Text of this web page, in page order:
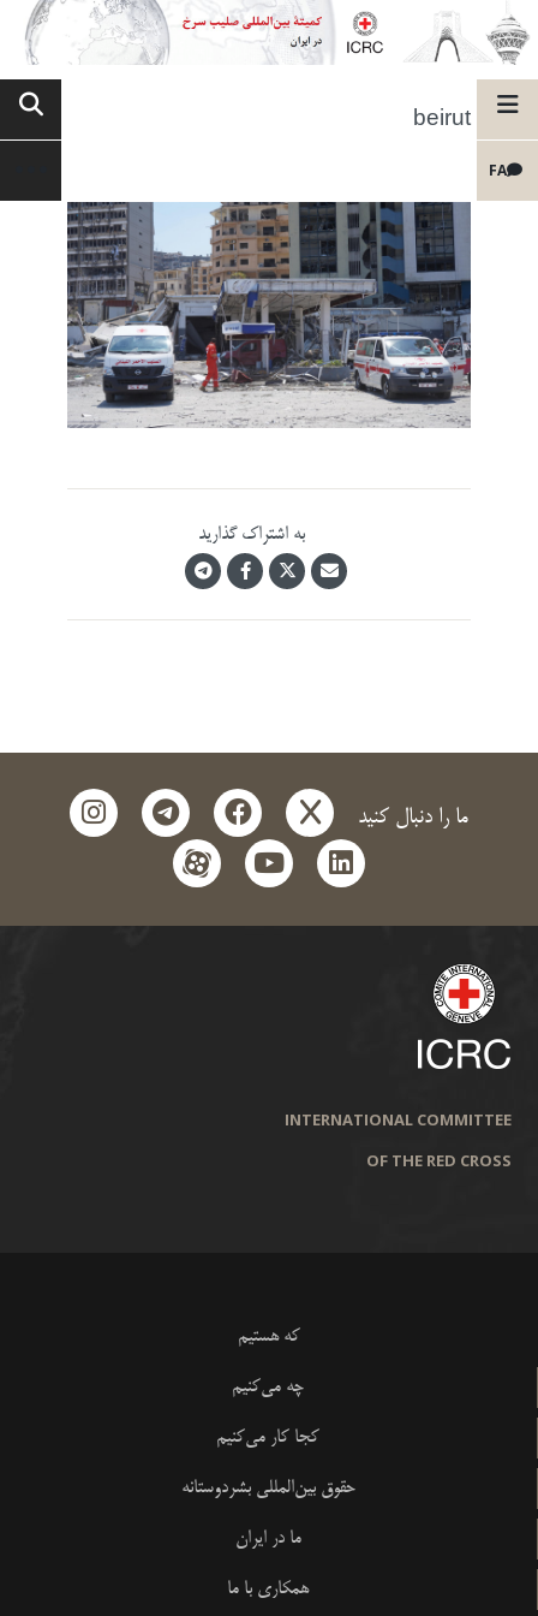
FA
beirut
به اشتراک گذارید
ما را دنبال کنید x
facebook
telegram
instagram
linkedin
youtube
aparat
INTERNATIONAL COMMITTEE
OF THE RED CROSS
که هستیم
چه می‌کنیم
کجا کار می‌کنیم
حقوق بین‌المللی بشردوستانه
ما در ایران
همکاری با ما